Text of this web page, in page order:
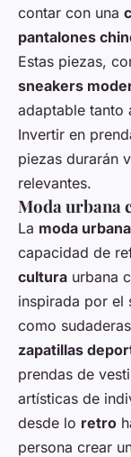
contar con una
pantalones
Estas piezas,
sneakers
adaptable tanto
Invertir en
piezas durarán
relevantes.
Moda urbana
La moda urbana
capacidad de
cultura urbana
inspirada por el
como
zapatillas
prendas de
artísticas de
desde lo retro
persona crear